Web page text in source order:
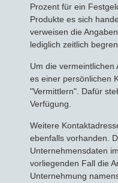
Prozent für ein
Produkte es sich
verweisen die
lediglich zeitlich
Um die
es einer persönlichen
"Vermittlern". Dafür
Verfügung.
Weitere
ebenfalls vorhanden.
Unternehmensdaten
vorliegenden Fall die
Unternehmung